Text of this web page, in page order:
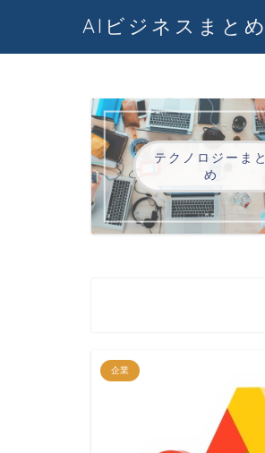
AIビジネスまとめ
テクノロジーまと
め
企業